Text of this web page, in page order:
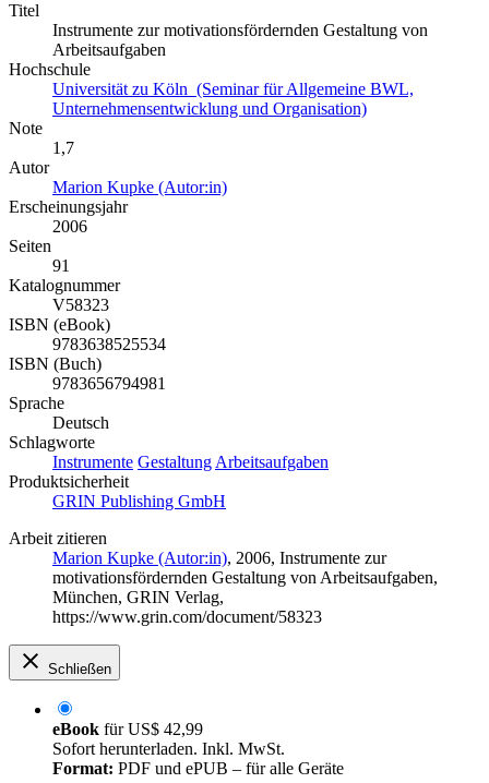
Titel
Instrumente zur motivationsfördernden Gestaltung von
Arbeitsaufgaben
Hochschule
Universität zu Köln (Seminar für Allgemeine BWL,
Unternehmensentwicklung und Organisation)
Note
1,7
Autor
Marion Kupke (Autor:in)
Erscheinungsjahr
2006
Seiten
91
Katalognummer
V58323
ISBN (eBook)
9783638525534
ISBN (Buch)
9783656794981
Sprache
Deutsch
Schlagworte
Instrumente Gestaltung Arbeitsaufgaben
Produktsicherheit
GRIN Publishing GmbH
Arbeit zitieren
Marion Kupke (Autor:in), 2006, Instrumente zur
motivationsfördernden Gestaltung von Arbeitsaufgaben,
München, GRIN Verlag,
https://www.grin.com/document/58323
Schließen
eBook fürUS$ 42,99
Sofort herunterladen. Inkl. MwSt.
Format: PDF und ePUB – für alle Geräte